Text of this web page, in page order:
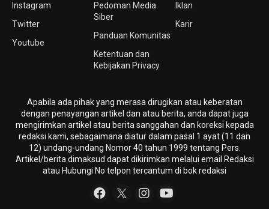
Instagram
Twitter
Youtube
Pedoman Media
Siber
Panduan Komunitas
Ketentuan dan
Kebijakan Privacy
Iklan
Karir
Apabila ada pihak yang merasa dirugikan atau keberatan
dengan penayangan artikel dan atau berita, anda dapat juga
mengirimkan artikel atau berita sanggahan dan koreksi kepada
redaksi kami, sebagaimana diatur dalam pasal 1 ayat (11 dan
12) undang-undang Nomor 40 tahun 1999 tentang Pers.
Artikel/berita dimaksud dapat dikirimkan melalui email Redaksi
atau Hubungi No telpon tercantum di bok redaksi